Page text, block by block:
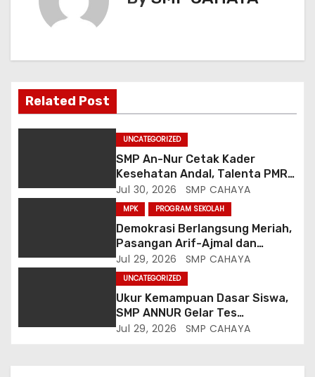
o
s
Related Post
UNCATEGORIZED
SMP An-Nur Cetak Kader
Kesehatan Andal, Talenta PMR
Putri Serap Ilmu Penyakit dan
Sanitasi dari Mahasiswa
Poltekkes Malang
Jul 30, 2026 SMP CAHAYA
MPK PROGRAM SEKOLAH
Demokrasi Berlangsung Meriah,
Pasangan Arif-Ajmal dan
Qeenantyya-Siska Resmi
Terpilih Pimpin OSIS SMP An-Nur
Jul 29, 2026 SMP CAHAYA
UNCATEGORIZED
Ukur Kemampuan Dasar Siswa,
SMP ANNUR Gelar Tes
Matrikulasi Matematika
Jul 29, 2026 SMP CAHAYA